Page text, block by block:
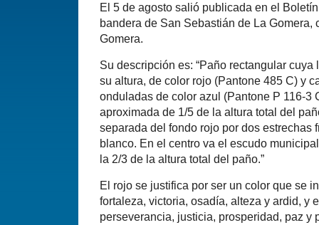
El 5 de agosto salió publicada en el
bandera de San Sebastián de La Gomera,
Gomera.
Su descripción es: “Paño rectangular
su altura, de color rojo (Pantone 485 C) y
onduladas de color azul (Pantone P 116-3
aproximada de 1/5 de la altura total del
separada del fondo rojo por dos estrechas
blanco. En el centro va el escudo
la 2/3 de la altura total del paño.”
El rojo se justifica por ser un color que se
fortaleza, victoria, osadía, alteza y ardid, y
perseverancia, justicia, prosperidad, paz y